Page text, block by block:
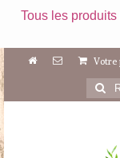
Tous les
Votre
: